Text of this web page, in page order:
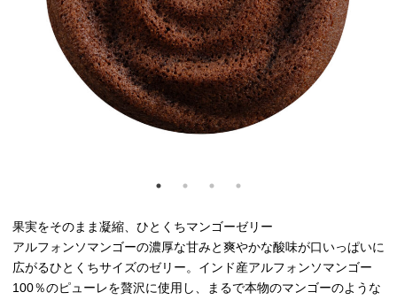
果実をそのまま凝縮、ひとくちマンゴーゼリー
アルフォンソマンゴーの濃厚な甘みと爽やかな酸味が口いっぱいに
広がるひとくちサイズのゼリー。インド産アルフォンソマンゴー
100％のピューレを贅沢に使用し、まるで本物のマンゴーのような